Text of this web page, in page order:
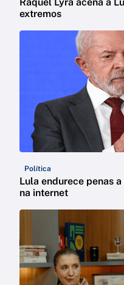
Raquel Lyra acena a
extremos
Política
Lula endurece penas
na internet